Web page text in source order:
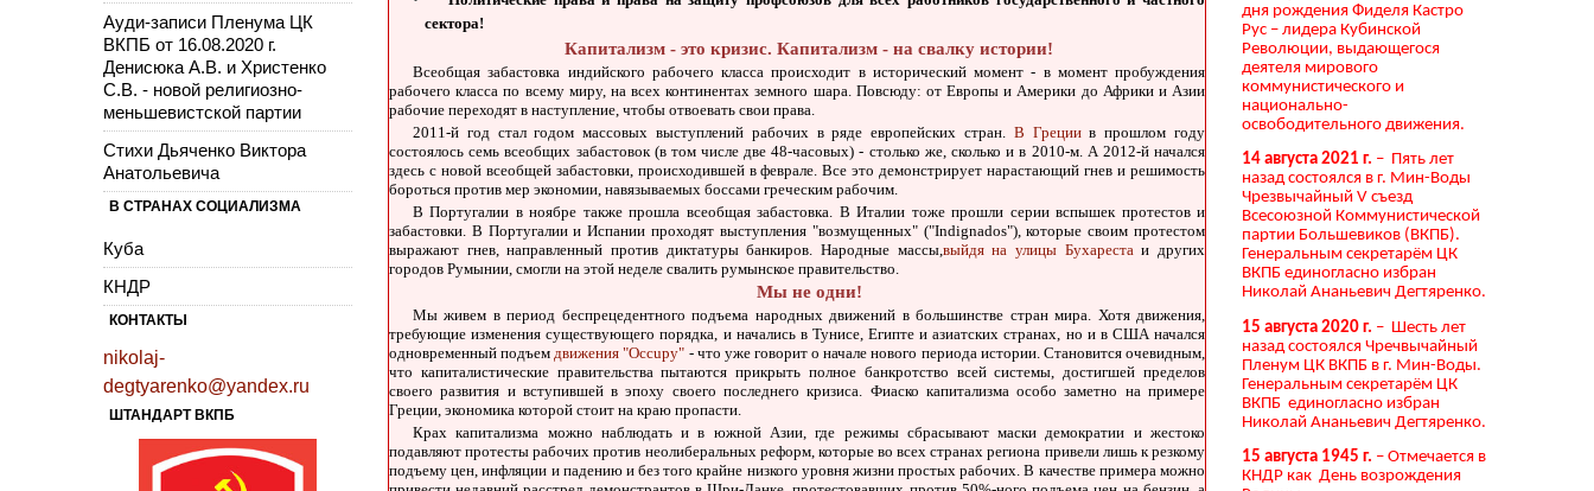
сектора!
Капитализм - это кризис. Капитализм - на свалку истории!
Всеобщая забастовка индийского рабочего класса происходит в исторический момент - в момент пробуждения
рабочего класса по всему миру, на всех континентах земного шара. Повсюду: от Европы и Америки до Африки и Азии
рабочие переходят в наступление, чтобы отвоевать свои права.
2011-й год стал годом массовых выступлений рабочих в ряде европейских стран. В Грециив прошлом году
состоялось семь всеобщих забастовок (в том числе две 48-часовых) - столько же, сколько и в 2010-м. А 2012-й начался
здесь с новой всеобщей забастовки, происходившей в феврале. Все это демонстрирует нарастающий гнев и решимость
бороться против мер экономии, навязываемых боссами греческим рабочим.
В Португалии в ноябре также прошла всеобщая забастовка. В Италии тоже прошли серии вспышек протестов и
забастовки. В Португалии и Испании проходят выступления "возмущенных" ("Indignados"), которые своим протестом
выражают гнев, направленный против диктатуры банкиров. Народные массы, выйдя на улицы Бухареста и других
городов Румынии, смогли на этой неделе свалить румынское правительство.
Мы не одни!
Мы живем в период беспрецедентного подъема народных движений в большинстве стран мира. Хотя движения,
требующие изменения существующего порядка, и начались в Тунисе, Египте и азиатских странах, но и в США начался
одновременный подъем движения "Occupy" - что уже говорит о начале нового периода истории. Становится очевидным,
что капиталистические правительства пытаются прикрыть полное банкротство всей системы, достигшей пределов
своего развития и вступившей в эпоху своего последнего кризиса. Фиаско капитализма особо заметно на примере
Греции, экономика которой стоит на краю пропасти.
Крах капитализма можно наблюдать и в южной Азии, где режимы сбрасывают маски демократии и жестоко
подавляют протесты рабочих против неолиберальных реформ, которые во всех странах региона привели лишь к резкому
подъему цен, инфляции и падению и без того крайне низкого уровня жизни простых рабочих. В качестве примера можно
Ауди-записи Пленума ЦК
ВКПБ от 16.08.2020 г.
Денисюка А.В. и Христенко
С.В. - новой религиозно-
меньшевистской партии
Стихи Дьяченко Виктора
Анатольевича
В СТРАНАХ СОЦИАЛИЗМА
Куба
КНДР
КОНТАКТЫ
nikolaj-
degtyarenko@yandex.ru
ШТАНДАРТ ВКПБ
дня рождения Фиделя Кастро
Рус – лидера Кубинской
Революции, выдающегося
деятеля мирового
коммунистического и
национально-
освободительного движения.
14 августа 2021 г. – Пять лет
назад состоялся в г. Мин-Воды
Чрезвычайный V съезд
Всесоюзной Коммунистической
партии Большевиков (ВКПБ).
Генеральным секретарём ЦК
ВКПБ единогласно избран
Николай Ананьевич Дегтяренко.
15 августа 2020 г. – Шесть лет
назад состоялся Чречвычайный
Пленум ЦК ВКПБ в г. Мин-Воды.
Генеральным секретарём ЦК
ВКПБ единогласно избран
Николай Ананьевич Дегтяренко.
15 августа 1945 г. – Отмечается в
КНДР как День возрождения